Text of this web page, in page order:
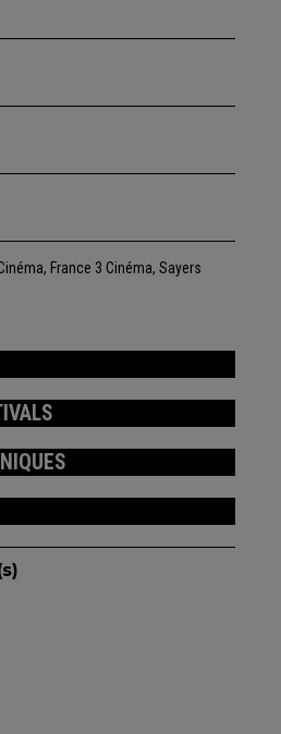
France 3 Cinéma, Sayers